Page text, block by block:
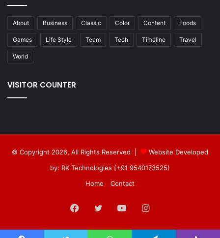
About Business Classic Color Content Foods
Games Life Style Team Tech Timeline Travel
World
VISITOR COUNTER
© Copyright 2026, All Rights Reserved |
Website Developed
by: RK Technologies (+91 9540173525)
Home
Contact
Facebook
Twitter YouTubeInstagram